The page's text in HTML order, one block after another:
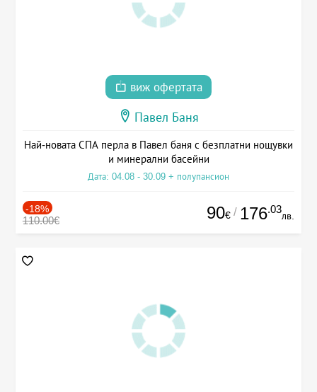
виж офертата
Павел Баня
Най-новата СПА перла в Павел баня с безплатни нощувки
и минерални басейни
Дата: 04.08 - 30.09 + полупансион
-18%
110.00€ 90€ / 176.03
лв.